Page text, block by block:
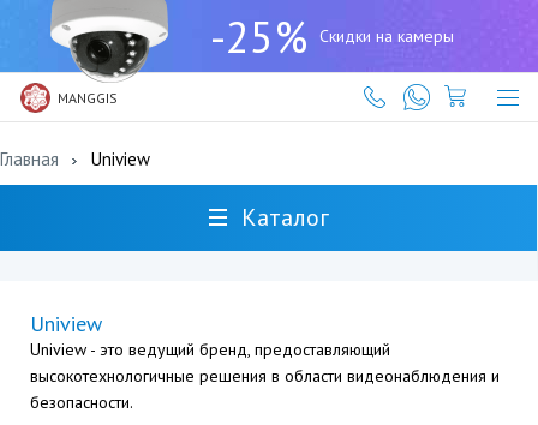
-25% Скидки на камеры
MANGGIS
(727)
317-
61-
61
Главная Uniview
Каталог
Uniview
Uniview - это ведущий бренд, предоставляющий
высокотехнологичные решения в области видеонаблюдения и
безопасности.